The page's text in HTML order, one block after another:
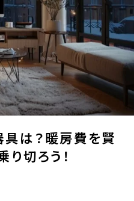
は？暖房費を賢
切ろう！